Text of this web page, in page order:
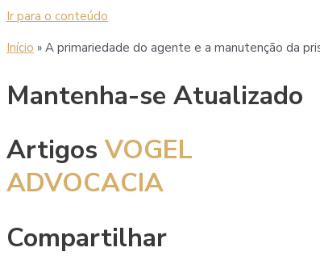
Ir para o conteúdo
Início » A primariedade do agente e a manutenção da
Mantenha-se Atualizado
Artigos VOGEL
ADVOCACIA
Compartilhar